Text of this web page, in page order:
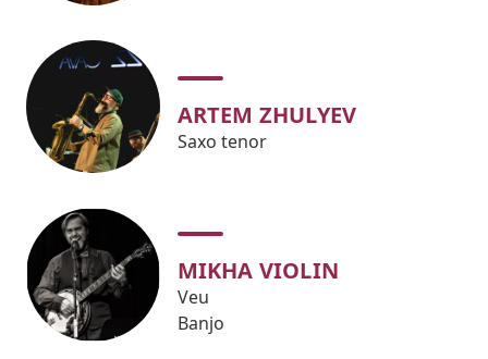
ARTEM ZHULYEV
Saxo tenor
MIKHA VIOLIN
Veu
Banjo